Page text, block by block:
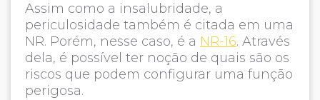
Assim como a insalubridade, a
periculosidade também é citada em uma
NR. Porém, nesse caso, é a NR-16. Através
dela, é possível ter noção de quais são os
riscos que podem configurar uma função
perigosa.